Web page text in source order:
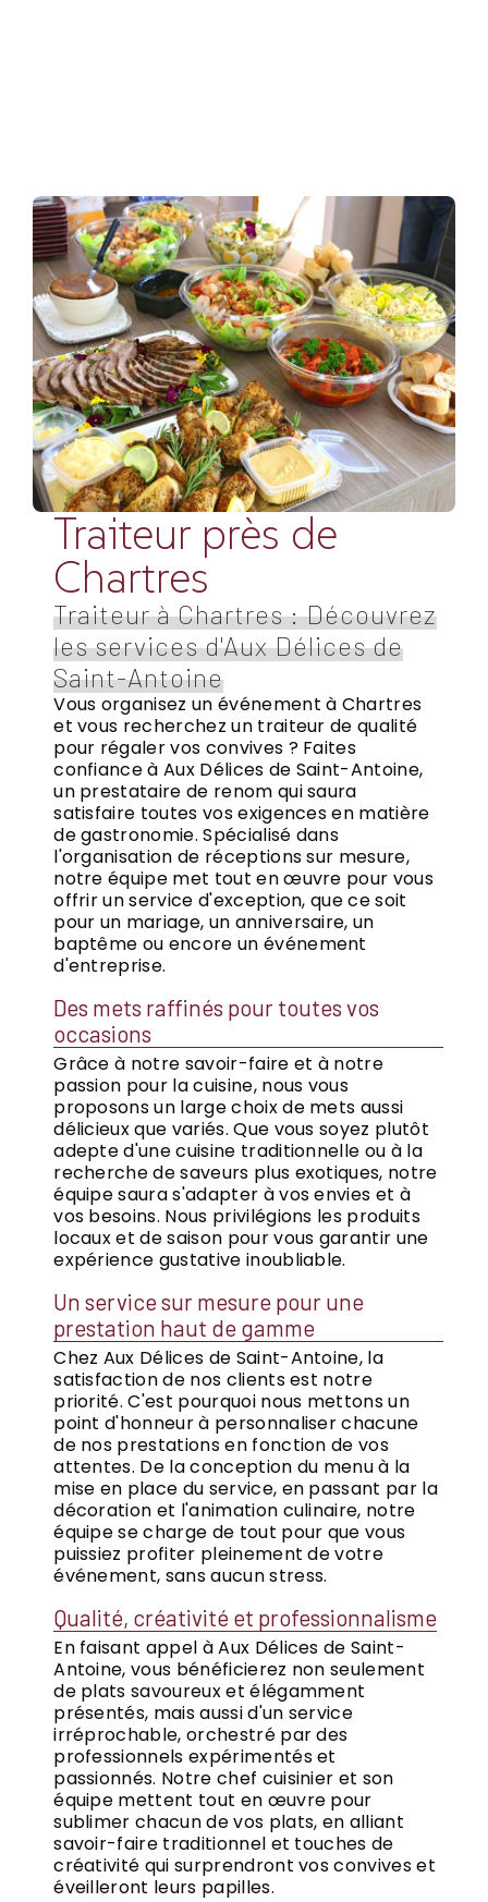
Traiteur près de
Chartres
Traiteur à Chartres : Découvrez
les services d'Aux Délices de
Saint-Antoine
Vous organisez un événement à Chartres
et vous recherchez un traiteur de qualité
pour régaler vos convives ? Faites
confiance à Aux Délices de Saint-Antoine,
un prestataire de renom qui saura
satisfaire toutes vos exigences en matière
de gastronomie. Spécialisé dans
l'organisation de réceptions sur mesure,
notre équipe met tout en œuvre pour vous
offrir un service d'exception, que ce soit
pour un mariage, un anniversaire, un
baptême ou encore un événement
d'entreprise.
Des mets raffinés pour toutes vos
occasions
Grâce à notre savoir-faire et à notre
passion pour la cuisine, nous vous
proposons un large choix de mets aussi
délicieux que variés. Que vous soyez plutôt
adepte d'une cuisine traditionnelle ou à la
recherche de saveurs plus exotiques, notre
équipe saura s'adapter à vos envies et à
vos besoins. Nous privilégions les produits
locaux et de saison pour vous garantir une
expérience gustative inoubliable.
Un service sur mesure pour une
prestation haut de gamme
Chez Aux Délices de Saint-Antoine, la
satisfaction de nos clients est notre
priorité. C'est pourquoi nous mettons un
point d'honneur à personnaliser chacune
de nos prestations en fonction de vos
attentes. De la conception du menu à la
mise en place du service, en passant par la
décoration et l'animation culinaire, notre
équipe se charge de tout pour que vous
puissiez profiter pleinement de votre
événement, sans aucun stress.
Qualité, créativité et professionnalisme
En faisant appel à Aux Délices de Saint-
Antoine, vous bénéficierez non seulement
de plats savoureux et élégamment
présentés, mais aussi d'un service
irréprochable, orchestré par des
professionnels expérimentés et
passionnés. Notre chef cuisinier et son
équipe mettent tout en œuvre pour
sublimer chacun de vos plats, en alliant
savoir-faire traditionnel et touches de
créativité qui surprendront vos convives et
éveilleront leurs papilles.